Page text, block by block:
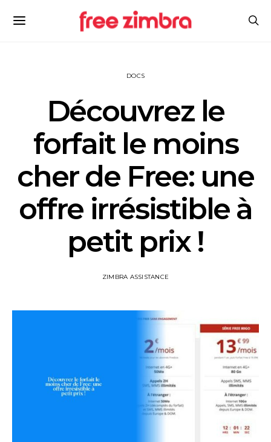
DOCS
Découvrez le
forfait le moins
cher de Free: une
offre irrésistible à
petit prix !
ZIMBRA ASSISTANCE